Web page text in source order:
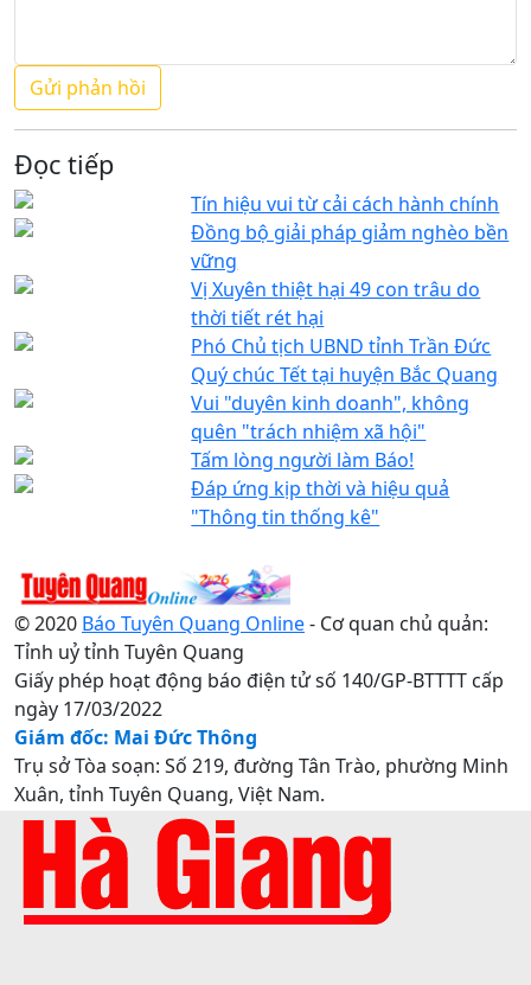
Đọc tiếp
Tín hiệu vui từ cải cách hành chính
Đồng bộ giải pháp giảm nghèo bền
vững
Vị Xuyên thiệt hại 49 con trâu do
thời tiết rét hại
Phó Chủ tịch UBND tỉnh Trần Đức
Quý chúc Tết tại huyện Bắc Quang
Vui "duyên kinh doanh", không
quên "trách nhiệm xã hội"
Tấm lòng người làm Báo!
Đáp ứng kịp thời và hiệu quả
"Thông tin thống kê"
© 2020 Báo Tuyên Quang Online- Cơ quan chủ quản:
Tỉnh uỷ tỉnh Tuyên Quang
Giấy phép hoạt động báo điện tử số 140/GP-BTTTT cấp
ngày 17/03/2022
Giám đốc: Mai Đức Thông
Trụ sở Tòa soạn: Số 219, đường Tân Trào, phường Minh
Xuân, tỉnh Tuyên Quang, Việt Nam.
Điện thoại: 0207.3822820 - 0207.3817155 / Fax:
0207.3822821 - Email:
baotuyenquang.com.vn@gmail.com